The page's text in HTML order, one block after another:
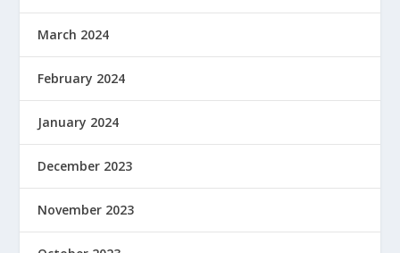
March 2024
February 2024
January 2024
December 2023
November 2023